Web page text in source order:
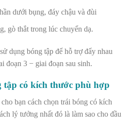
dưới bụng, đáy chậu và đùi
gò thắt trong lúc chuyển dạ.
dụng bóng tập để hỗ trợ đẩy nhau
đoạn 3 − giai đoạn sau sinh.
tập có kích thước phù hợp
bạn cách chọn trái bóng có kích
lý tưởng nhất đó là làm sao cho đầu